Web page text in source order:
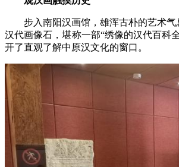
步入南阳汉画馆，雄浑古朴的艺术气
汉代画像石，堪称一部“绣像的汉代百科
开了直观了解中原汉文化的窗口。